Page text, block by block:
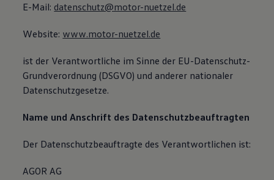
E-Mail: datenschutz@motor-nuetzel.de
Website: www.motor-nuetzel.de
ist der Verantwortliche im Sinne der EU-Datenschutz-
Grundverordnung (DSGVO) und anderer nationaler
Datenschutzgesetze.
Name und Anschrift des Datenschutzbeauftragten
Der Datenschutzbeauftragte des Verantwortlichen ist:
AGOR AG